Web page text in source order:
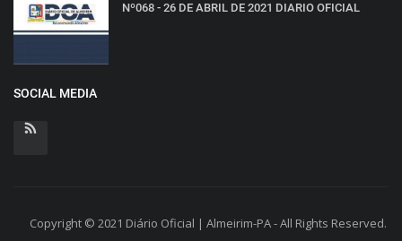
Nº068 - 26 DE ABRIL DE 2021 DIARIO OFICIAL
SOCIAL MEDIA
Copyright © 2021 Diário Oficial | Almeirim-PA - All Rights Reserved.